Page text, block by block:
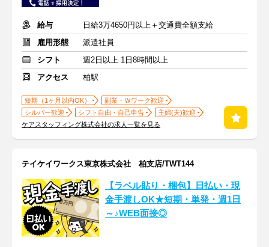
給与
日給3万4650円以上＋交通費全額支給
雇用形態
派遣社員
シフト
週2日以上 1日8時間以上
アクセス
柏駅
短期（1ヶ月以内OK）
副業・Ｗワーク歓迎
シルバー歓迎
シフト自由・自己申告
主婦(夫)歓迎
ケアスタッフィング株式会社の求人一覧を見る
テイケイワークス東京株式会社 柏支店/TWT144
【ラベル貼り・梱包】日払い・現
金手渡しOK★短期・単発・週1日
～♪WEB面接◎